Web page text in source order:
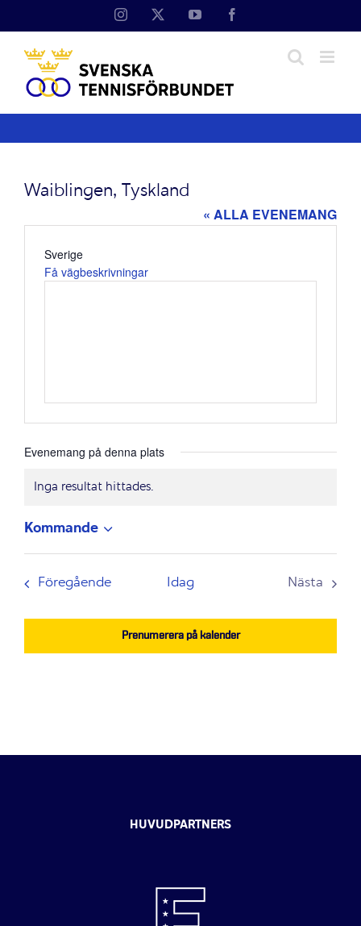
Instagram YouTube
Waiblingen, Tyskland
« ALLA EVENEMANG
Adress
Sverige
Få vägbeskrivningar
Evenemang på denna plats
Notis
Inga resultat hittades.
Kommande
Välj
datum.
FöregåendeEvenemang
Idag
Nästa
Prenumerera på kalender
HUVUDPARTNERS